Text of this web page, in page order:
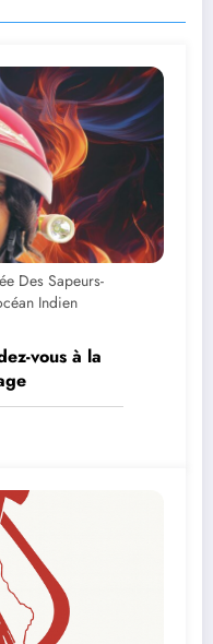
Des Sapeurs-
Indien
vous à la